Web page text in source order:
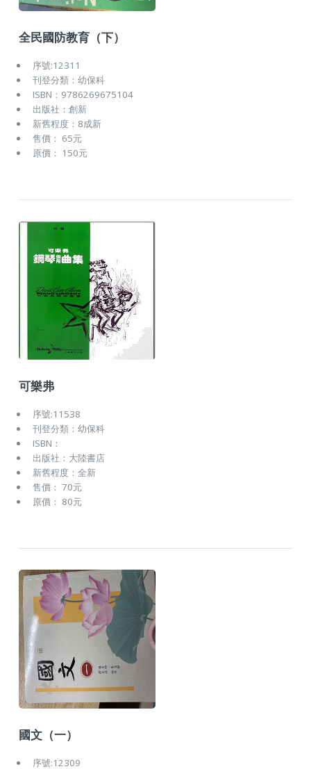
全民國防教育（下）
序號:12311
刊登分類：幼保科
ISBN：9786269675104
出版社：創新
新舊程度：8成新
售價： 65元
原價： 150元
可樂弗
序號:11538
刊登分類：幼保科
ISBN：
出版社：大陸書店
新舊程度：全新
售價： 70元
原價： 80元
國文（一）
序號:12309